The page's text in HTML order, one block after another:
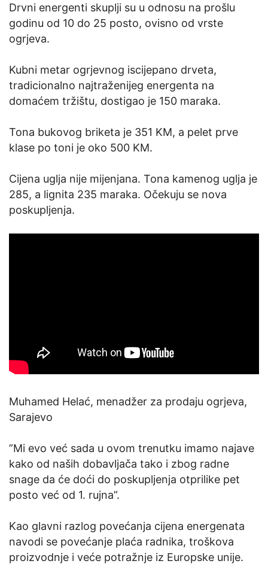
Drvni energenti skuplji su u odnosu na prošlu
godinu od 10 do 25 posto, ovisno od vrste
ogrjeva.
Kubni metar ogrjevnog iscijepano drveta,
tradicionalno najtraženijeg energenta na
domaćem tržištu, dostigao je 150 maraka.
Tona bukovog briketa je 351 KM, a pelet prve
klase po toni je oko 500 KM.
Cijena uglja nije mijenjana. Tona kamenog uglja je
285, a lignita 235 maraka. Očekuju se nova
poskupljenja.
Muhamed Helać, menadžer za prodaju ogrjeva,
Sarajevo
”Mi evo već sada u ovom trenutku imamo najave
kako od naših dobavljača tako i zbog radne
snage da će doći do poskupljenja otprilike pet
posto već od 1. rujna”.
Kao glavni razlog povećanja cijena energenata
navodi se povećanje plaća radnika, troškova
proizvodnje i veće potražnje iz Europske unije.